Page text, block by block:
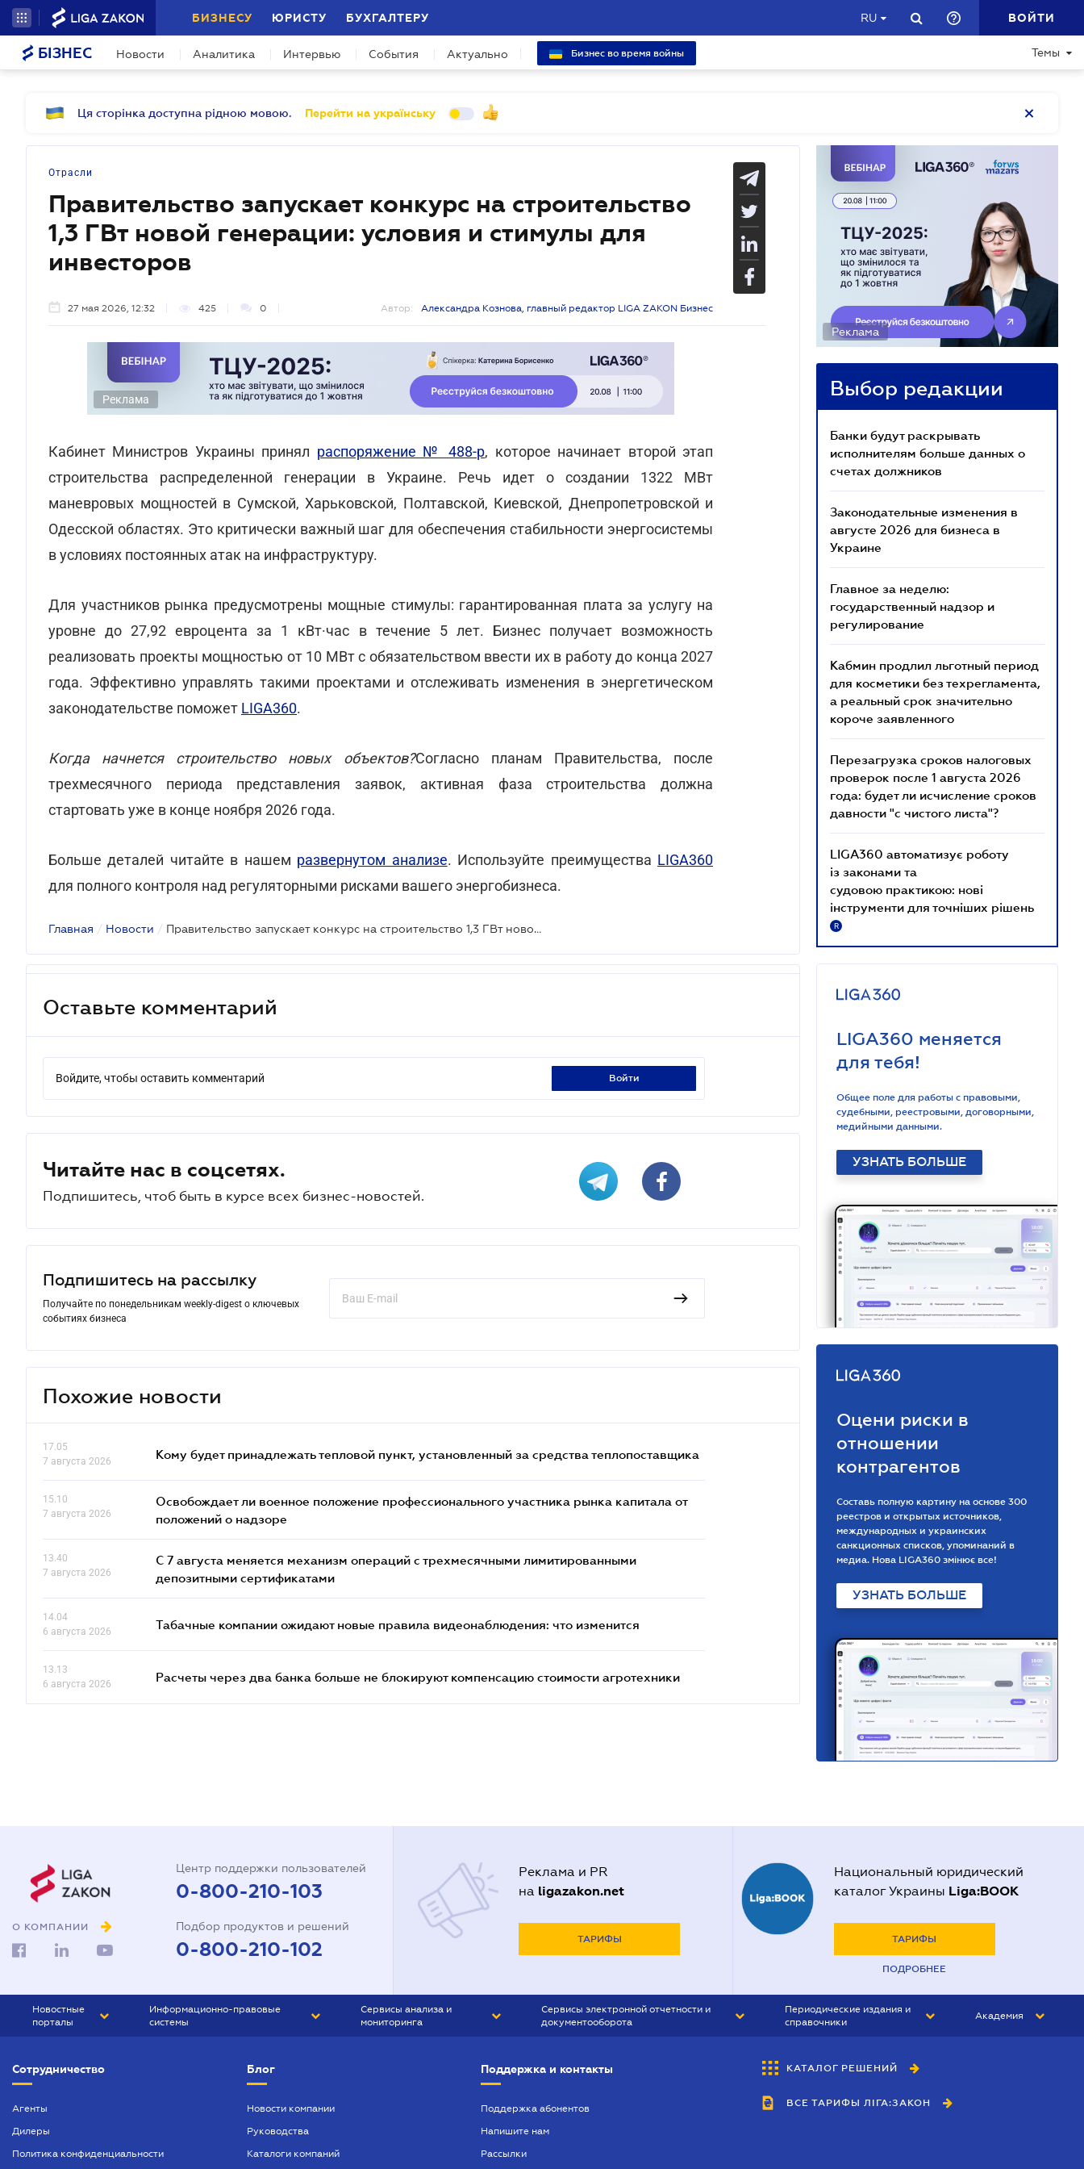
БИЗНЕСУ ЮРИСТУ БУХГАЛТЕРУ RU ВОЙТИ
БІЗНЕС Новости Аналитика Интервью События Актуально Бизнес во время войны Темы
Ця сторінка доступна рідною мовою. Перейти на українську
Отрасли
Правительство запускает конкурс на строительство
1,3 ГВт новой генерации: условия и стимулы для
инвесторов
27 мая 2026, 12:32 425 0 Автор: Александра Кознова, главный редактор LIGA ZAKON Бизнес
Реклама
Кабинет Министров Украины принял распоряжение № 488-р, которое начинает второй этап
строительства распределенной генерации в Украине. Речь идет о создании 1322 МВт
маневровых мощностей в Сумской, Харьковской, Полтавской, Киевской, Днепропетровской и
Одесской областях. Это критически важный шаг для обеспечения стабильности энергосистемы
в условиях постоянных атак на инфраструктуру.
Для участников рынка предусмотрены мощные стимулы: гарантированная плата за услугу на
уровне до 27,92 евроцента за 1 кВт·час в течение 5 лет. Бизнес получает возможность
реализовать проекты мощностью от 10 МВт с обязательством ввести их в работу до конца 2027
года. Эффективно управлять такими проектами и отслеживать изменения в энергетическом
законодательстве поможет LIGA360.
Когда начнется строительство новых объектов?Согласно планам Правительства, после
трехмесячного периода представления заявок, активная фаза строительства должна
стартовать уже в конце ноября 2026 года.
Больше деталей читайте в нашем развернутом анализе. Используйте преимущества LIGA360
для полного контроля над регуляторными рисками вашего энергобизнеса.
Главная / Новости / Правительство запускает конкурс на строительство 1,3 ГВт новой генерации: условия и стимулы для инвесторов
Оставьте комментарий
Войдите, чтобы оставить комментарий войти
Читайте нас в соцсетях.
Подпишитесь, чтоб быть в курсе всех бизнес-новостей.
Подпишитесь на рассылку
Получайте по понедельникам weekly-digest о ключевых
событиях бизнеса
Похожие новости
17.05
7 августа 2026
Кому будет принадлежать тепловой пункт, установленный за средства теплопоставщика
15.10
7 августа 2026
Освобождает ли военное положение профессионального участника рынка капитала от
положений о надзоре
13.40
7 августа 2026
С 7 августа меняется механизм операций с трехмесячными лимитированными
депозитными сертификатами
14.04
6 августа 2026
Табачные компании ожидают новые правила видеонаблюдения: что изменится
13.13
6 августа 2026
Расчеты через два банка больше не блокируют компенсацию стоимости агротехники
Реклама
Выбор редакции
Банки будут раскрывать
исполнителям больше данных о
счетах должников
Законодательные изменения в
августе 2026 для бизнеса в
Украине
Главное за неделю:
государственный надзор и
регулирование
Кабмин продлил льготный период
для косметики без техрегламента,
а реальный срок значительно
короче заявленного
Перезагрузка сроков налоговых
проверок после 1 августа 2026
года: будет ли исчисление сроков
давности "с чистого листа"?
LIGA360 автоматизує роботу
із законами та
судовою практикою: нові
інструменти для точніших рішень
R
LIGA360 меняется
для тебя!
Общее поле для работы с правовыми,
судебными, реестровыми, договорными,
медийными данными.
УЗНАТЬ БОЛЬШЕ
Оцени риски в
отношении
контрагентов
Составь полную картину на основе 300
реестров и открытых источников,
международных и украинских
санкционных списков, упоминаний в
медиа. Нова LIGA360 змінює все!
УЗНАТЬ БОЛЬШЕ
О КОМПАНИИ
Центр поддержки пользователей
0-800-210-103
Подбор продуктов и решений
0-800-210-102
Реклама и PR
на ligazakon.net
ТАРИФЫ
Национальный юридический
каталог Украины Liga:BOOK
ТАРИФЫ
ПОДРОБНЕЕ
Новостные
порталы
БИЗНЕС
Информационно-правовые
системы
БУХГАЛТЕР ПРОФ
ЮРИСТ ПРОФ
Сервисы анализа и
мониторинга
Сервисы электронной отчетности и
документооборота
Периодические издания и
справочники
БУХГАЛТЕР&ЗАКОН
ВЕСТНИК МСФО
Академия
Сотрудничество
Агенты
Дилеры
Политика конфиденциальности
Блог
Новости компании
Руководства
Каталоги компаний
Поддержка и контакты
Поддержка абонентов
Напишите нам
Рассылки
КАТАЛОГ РЕШЕНИЙ
ВСЕ ТАРИФЫ ЛІГА:ЗАКОН